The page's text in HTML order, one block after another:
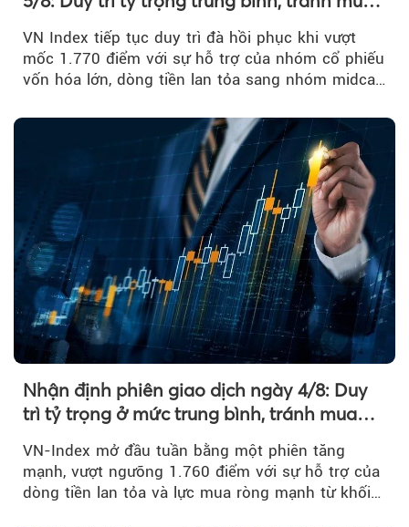
VN Index tiếp tục duy trì đà hồi phục khi vượt
mốc 1.770 điểm với sự hỗ trợ của nhóm cổ phiếu
vốn hóa lớn, dòng tiền lan tỏa sang nhóm midcap
Nhận định phiên giao dịch ngày 4/8: Duy
trì tỷ trọng ở mức trung bình, tránh mua
VN-Index mở đầu tuần bằng một phiên tăng
mạnh, vượt ngưỡng 1.760 điểm với sự hỗ trợ của
dòng tiền lan tỏa và lực mua ròng mạnh từ khối